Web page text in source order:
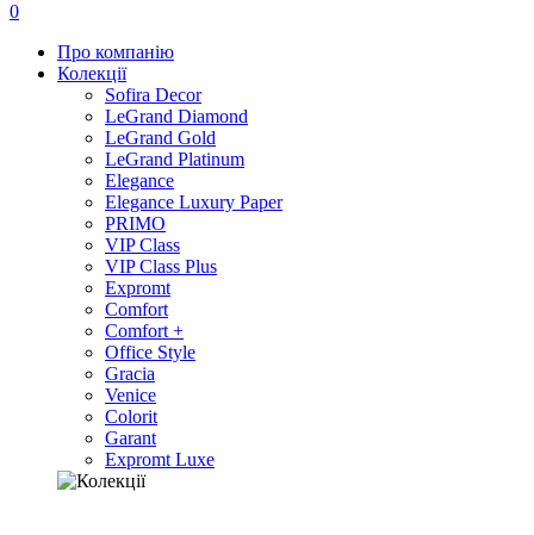
0
Про компанію
Колекції
Sofira Decor
LeGrand Diamond
LeGrand Gold
LeGrand Platinum
Elegance
Elegance Luxury Paper
PRIMO
VIP Class
VIP Class Plus
Expromt
Comfort
Comfort +
Office Style
Gracia
Venice
Colorit
Garant
Expromt Luxe